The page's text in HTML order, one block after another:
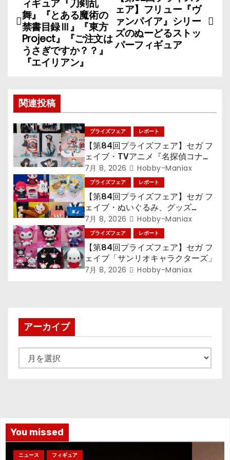
稿
ナ
ビ
ゲ
ー
シ
ョ
ン
ェア】フリュー『ヴ
ァンパイア』シリー
ズのぬーどるストッ
パーフィギュア
ィギュア『刀剣乱
舞』『とある魔術の
禁書目録Ⅲ』『東方
Project』『ご注文は
うさぎですか？？』
『エイリアン』
関連投稿
プライズフェア レポート
【第84回プライズフェア】セガ フ
ェイブ・TVアニメ『名探偵コナ
ン』TVアニメ『呪術廻戦』『〈物
語〉シリーズ』「初音ミク」
7月 8, 2026 Hobby-Maniax
プライズフェア レポート
【第84回プライズフェア】セガ フ
ェイブ・ぬいぐるみ、グッズ
『LiSA』『ミニオン』『おさるの
ジョージ』『ポケットモンスター』
7月 8, 2026 Hobby-Maniax
プライズフェア レポート
【第84回プライズフェア】セガ フ
ェイブ「サンリオキャラクターズ」
7月 8, 2026 Hobby-Maniax
アーカイブ
ー
You missed
ニュース フィギュア